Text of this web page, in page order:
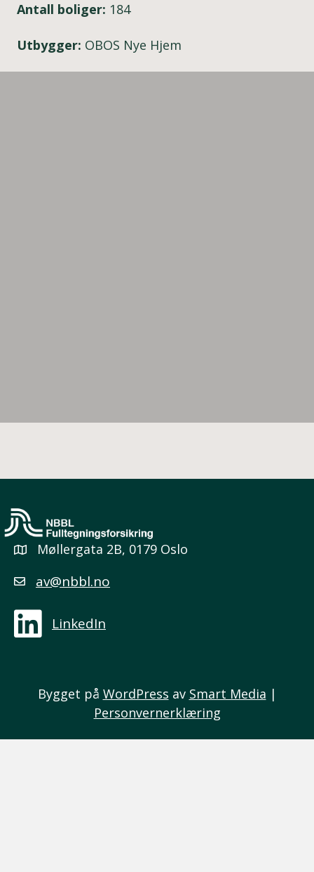
Antall boliger: 184
Utbygger: OBOS Nye Hjem
Møllergata 2B, 0179 Oslo
av@nbbl.no
LinkedIn
Bygget på WordPress av Smart Media |
Personvernerklæring